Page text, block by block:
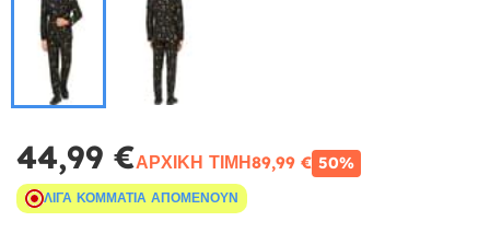
44,99 €ΑΡΧΙΚΉ ΤΙΜΉ89,99 € 50%
ΛΊΓΑ ΚΟΜΜΆΤΙΑ ΑΠΟΜΈΝΟΥΝ